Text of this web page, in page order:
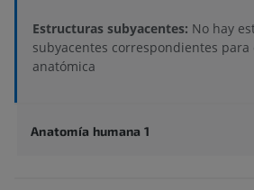
Estructuras subyacentes: No hay
subyacentes correspondientes para
anatómica
Anatomía humana 1